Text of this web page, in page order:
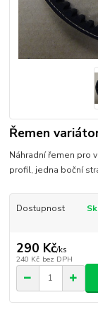
Řemen
Náhradní řemen pro
profil, jedna boční
Dostupnost
290 Kč/ks
240 Kč bez DPH